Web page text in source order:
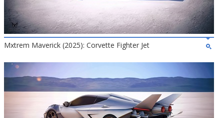
Mxtrem Maverick (2025): Corvette Fighter Jet